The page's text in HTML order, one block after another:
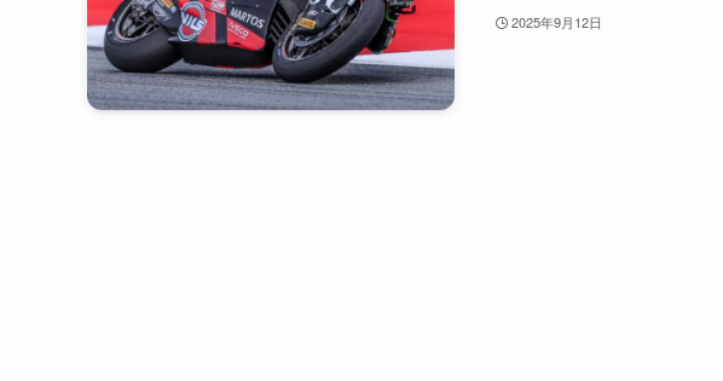
2025年9月12日